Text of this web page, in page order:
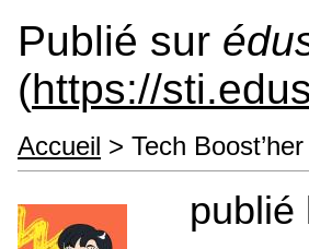
Publié sur
(https://
Accueil > Tech Boost’her